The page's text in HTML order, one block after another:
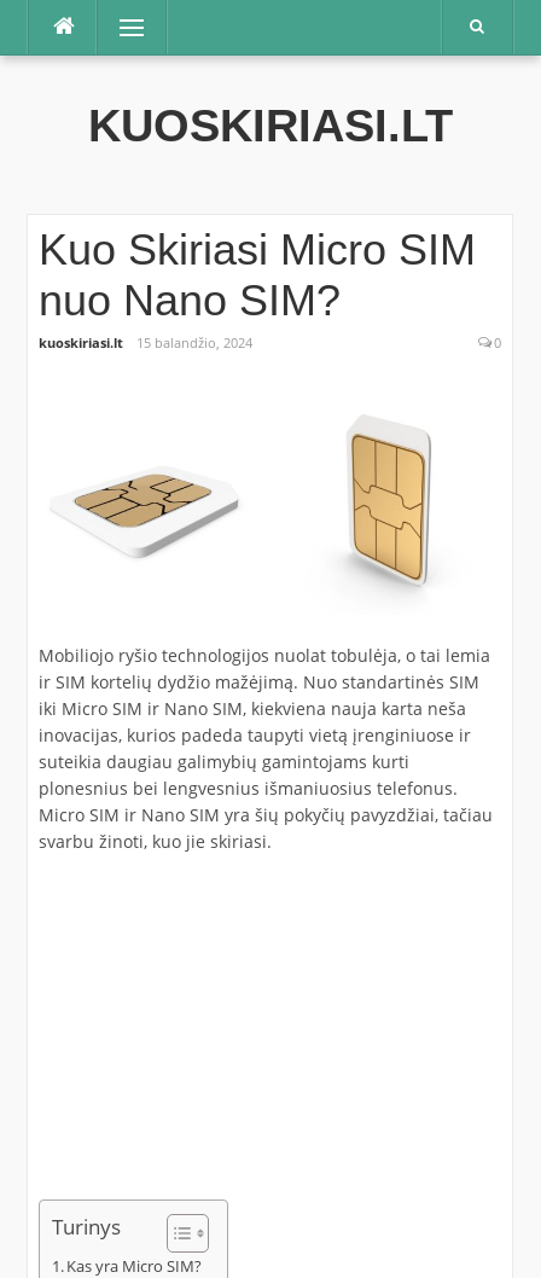
Praleisti
Meniu
KUOSKIRIASI.LT
Kuo Skiriasi Micro SIM
nuo Nano SIM?
kuoskiriasi.lt 15 balandžio, 2024 0
Mobiliojo ryšio technologijos nuolat tobulėja, o tai lemia
ir SIM kortelių dydžio mažėjimą. Nuo standartinės SIM
iki Micro SIM ir Nano SIM, kiekviena nauja karta neša
inovacijas, kurios padeda taupyti vietą įrenginiuose ir
suteikia daugiau galimybių gamintojams kurti
plonesnius bei lengvesnius išmaniuosius telefonus.
Micro SIM ir Nano SIM yra šių pokyčių pavyzdžiai, tačiau
svarbu žinoti, kuo jie skiriasi.
Turinys
Kas yra Micro SIM?